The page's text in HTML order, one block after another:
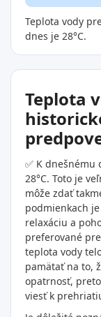
Teplota vody
dnes je 28°C.
Teplota
✅ K
28°C. Toto je
môže zdať
podmienkach
relaxáciu a
preferované
teplota vody
pamätať na to,
opatrnosť,
viesť k